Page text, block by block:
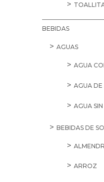
BEBIDAS
AGUAS
AGUA
AGUA DE
AGUA
BEBIDAS DE
ARROZ